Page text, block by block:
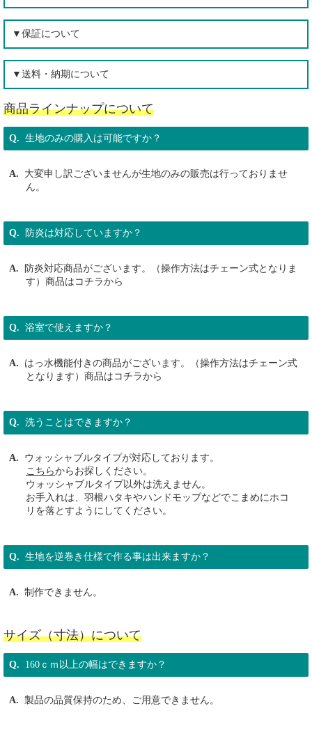
▼保証について
▼送料・納期について
商品ラインナップについて
生地のみの購入は可能ですか？
大変申し訳ございませんが生地のみの販売は行っておりませ
ん。
防炎は対応していますか？
防炎対応商品がございます。（操作方法はチェーン式となりま
す） 商品はコチラから
浴室で使えますか？
はっ水機能付きの商品がございます。（操作方法はチェーン式
となります） 商品はコチラから
洗うことはできますか？
ウォッシャブルタイプが対応しております。
こちらからお探しください。
ウォッシャブルタイプ以外は洗えません。
お手入れは、羽根ハタキやハンドモップなどでこまめにホコ
リを落とすようにしてください。
生地を逆巻き仕様で作る事は出来ますか？
制作できません。
サイズ（寸法）について
160ｃｍ以上の幅はできますか？
製品の品質保持のため、ご用意できません。